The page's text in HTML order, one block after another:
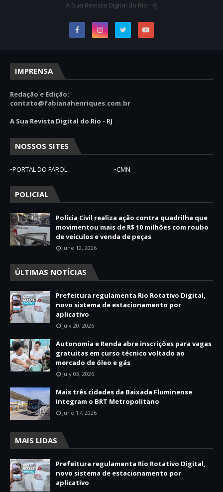
A Sua Revista Digital do Rio - RJ
IMPRENSA
Redação e Edição:
contato@fabianahenriques.com.br
A Sua Revista Digital do Rio - RJ
NOSSOS SITES
•PORTAL DO FAROL •CMN
POLICIAL
Polícia Civil realiza ação contra quadrilha que
movimentou mais de R$ 10 milhões com roubo
de veículos e venda de peças
June 12, 2026
ÚLTIMAS NOTÍCIAS
Prefeitura regulamenta Rio Rotativo Digital,
novo sistema de estacionamento por
aplicativo
July 20, 2026
Autonomia e Renda abre inscrições para vagas
gratuitas em curso técnico voltado ao
mercado de óleo e gás
July 03, 2026
Mais três cidades da Baixada Fluminense
integram o BRT Metropolitano
June 17, 2026
MAIS LIDAS
Prefeitura regulamenta Rio Rotativo Digital,
novo sistema de estacionamento por
aplicativo